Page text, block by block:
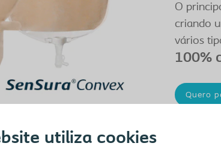
utiliza cookies
O
criando
vários
100%
Quero